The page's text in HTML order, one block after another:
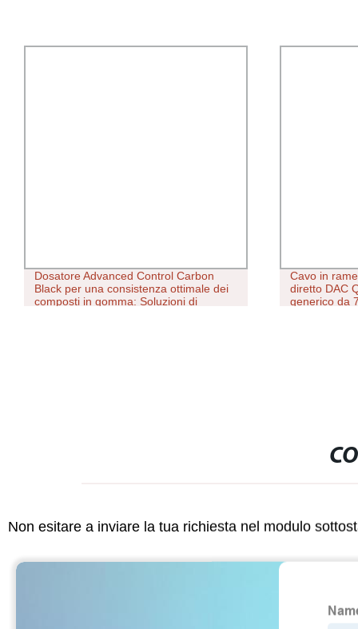
Dosatore Advanced Control Carbon
Black per una consistenza ottimale dei
composti in gomma: Soluzioni di
Cavo in
diretto DAC
generico da
Non esitare a inviare la tua richiesta nel modulo